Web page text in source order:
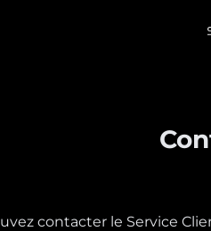
contacter le Service